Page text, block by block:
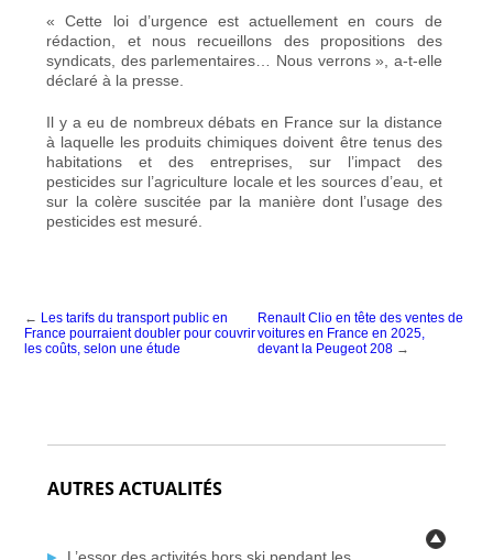
« Cette loi d’urgence est actuellement en cours de
rédaction, et nous recueillons des propositions des
syndicats, des parlementaires… Nous verrons », a-t-elle
déclaré à la presse.
Il y a eu de nombreux débats en France sur la distance
à laquelle les produits chimiques doivent être tenus des
habitations et des entreprises, sur l’impact des
pesticides sur l’agriculture locale et les sources d’eau, et
sur la colère suscitée par la manière dont l’usage des
pesticides est mesuré.
← Les tarifs du transport public en
France pourraient doubler pour couvrir
les coûts, selon une étude
Renault Clio en tête des ventes de
voitures en France en 2025,
devant la Peugeot 208→
AUTRES ACTUALITÉS
L’essor des activités hors ski pendant les